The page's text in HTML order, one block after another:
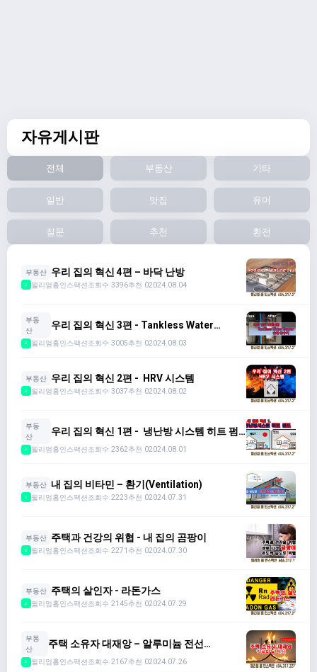
자유게시판
전체 부동산 기타
일반 맛집 유머
질문 추천 환전
부동산 우리 집의 혁신 4편 – 바닥 난방
2 윌리엄홈인스팩션조회수 3396추천 02024.08.04
부동
산
우리 집의 혁신 3편 - Tankless Water
2 윌리엄홈인스팩션조회수 3005추천 02024.08.03
부동산 우리 집의 혁신 2편 - HRV 시스템
2 윌리엄홈인스팩션조회수 3037추천 02024.08.02
부동
산
우리 집의 혁신 1편 - 냉난방 시스템 히트 펌
2 윌리엄홈인스팩션조회수 2362추천 02024.08.01
부동산 내 집의 비타민 – 환기(Ventilation)
2 윌리엄홈인스팩션조회수 2223추천 02024.07.31
부동산 주택과 건강의 위협 - 내 집의 곰팡이
2 윌리엄홈인스팩션조회수 2271 추천 02024.07.30
부동산 주택의 살인자 - 라돈가스
2 윌리엄홈인스팩션조회수 2145추천 02024.07.29
부동
산
주택 소유자 대재앙 – 알루미늄 전선
2 윌리엄홈인스팩션조회수 2167추천 02024.07.26